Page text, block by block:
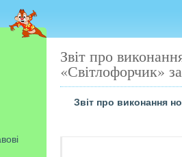
Звіт про
«Світлофорчик»
Звіт про виконання